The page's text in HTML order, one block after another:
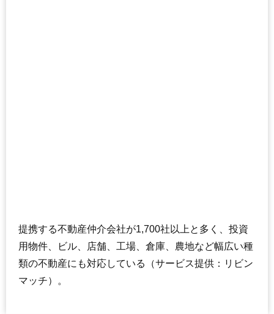
提携する不動産仲介会社が1,700社以上と多く、投資
用物件、ビル、店舗、工場、倉庫、農地など幅広い種
類の不動産にも対応している（サービス提供：リビン
マッチ）。